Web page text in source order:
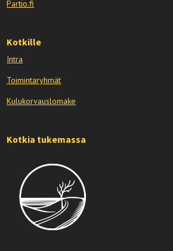
Partio.fi
Kotkille
Intra
Toimintaryhmät
Kulukorvauslomake
Kotkia tukemassa